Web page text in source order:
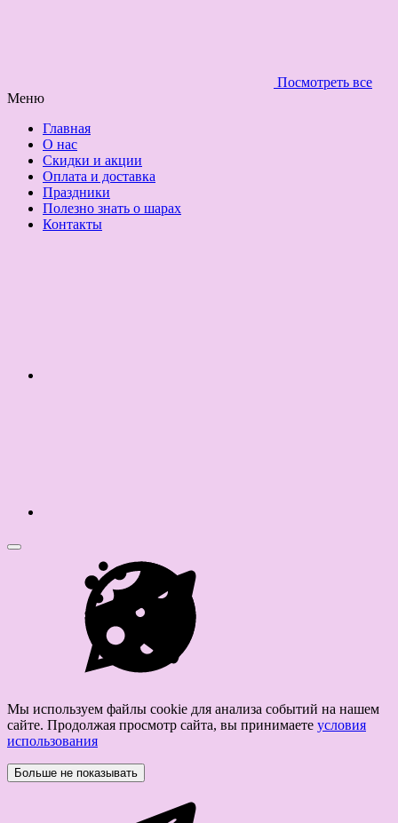
Посмотреть все
Меню
Главная
О нас
Скидки и акции
Оплата и доставка
Праздники
Полезно знать о шарах
Контакты
Мы используем файлы cookie для анализа событий на нашем
сайте. Продолжая просмотр сайта, вы принимаете условия
использования
Больше не показывать